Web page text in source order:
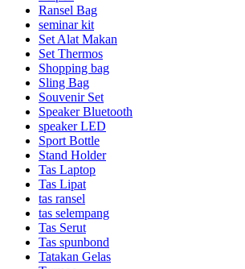
Ransel Bag
seminar kit
Set Alat Makan
Set Thermos
Shopping bag
Sling Bag
Souvenir Set
Speaker Bluetooth
speaker LED
Sport Bottle
Stand Holder
Tas Laptop
Tas Lipat
tas ransel
tas selempang
Tas Serut
Tas spunbond
Tatakan Gelas